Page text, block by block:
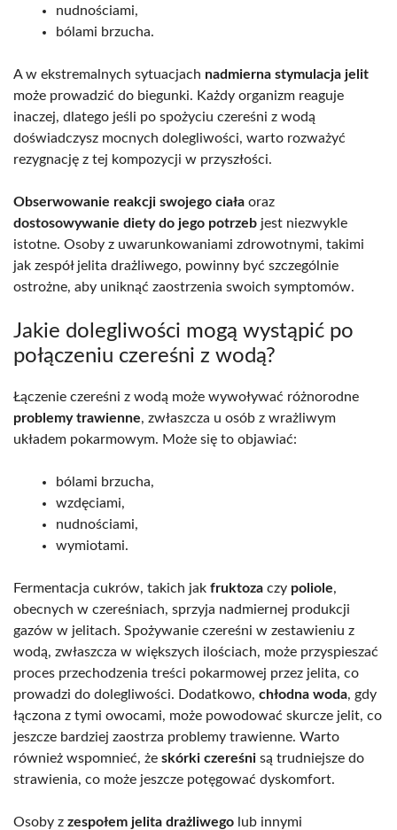
nudnościami,
bólami brzucha.
A w ekstremalnych sytuacjach nadmierna stymulacja jelit
może prowadzić do biegunki. Każdy organizm reaguje
inaczej, dlatego jeśli po spożyciu czereśni z wodą
doświadczysz mocnych dolegliwości, warto rozważyć
rezygnację z tej kompozycji w przyszłości.
Obserwowanie reakcji swojego ciała oraz
dostosowywanie diety do jego potrzeb jest niezwykle
istotne. Osoby z uwarunkowaniami zdrowotnymi, takimi
jak zespół jelita drażliwego, powinny być szczególnie
ostrożne, aby uniknąć zaostrzenia swoich symptomów.
Jakie dolegliwości mogą wystąpić po
połączeniu czereśni z wodą?
Łączenie czereśni z wodą może wywoływać różnorodne
problemy trawienne, zwłaszcza u osób z wrażliwym
układem pokarmowym. Może się to objawiać:
bólami brzucha,
wzdęciami,
nudnościami,
wymiotami.
Fermentacja cukrów, takich jak fruktoza czy poliole,
obecnych w czereśniach, sprzyja nadmiernej produkcji
gazów w jelitach. Spożywanie czereśni w zestawieniu z
wodą, zwłaszcza w większych ilościach, może przyspieszać
proces przechodzenia treści pokarmowej przez jelita, co
prowadzi do dolegliwości. Dodatkowo, chłodna woda, gdy
łączona z tymi owocami, może powodować skurcze jelit, co
jeszcze bardziej zaostrza problemy trawienne. Warto
również wspomnieć, że skórki czereśni są trudniejsze do
strawienia, co może jeszcze potęgować dyskomfort.
Osoby z zespołem jelita drażliwego lub innymi